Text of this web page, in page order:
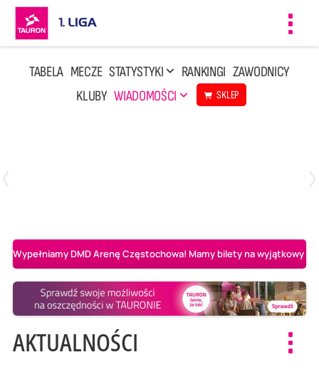
TABELA MECZE STATYSTYKI RANKINGI ZAWODNICY
KLUBY WIADOMOŚCI SKLEP
Wypełniamy DMD Arenę Częstochowa! Mamy bilety na wyjątkowy
AKTUALNOŚCI